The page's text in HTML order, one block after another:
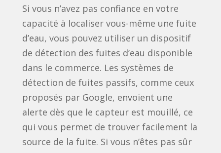
Si vous n’avez pas confiance en votre
capacité à localiser vous-même une fuite
d’eau, vous pouvez utiliser un dispositif
de détection des fuites d’eau disponible
dans le commerce. Les systèmes de
détection de fuites passifs, comme ceux
proposés par Google, envoient une
alerte dès que le capteur est mouillé, ce
qui vous permet de trouver facilement la
source de la fuite. Si vous n’êtes pas sûr